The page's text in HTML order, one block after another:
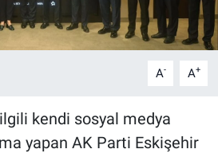
A- A+
kendi sosyal medya
yapan AK Parti Eskişehir